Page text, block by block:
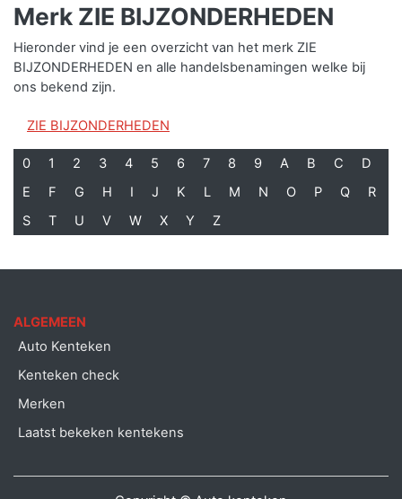
Merk ZIE BIJZONDERHEDEN
Hieronder vind je een overzicht van het merk ZIE
BIJZONDERHEDEN en alle handelsbenamingen welke bij
ons bekend zijn.
ZIE BIJZONDERHEDEN
0 1 2 3 4 5 6 7 8 9 A B C
D
E
F G H I J K L M N O P Q
R
S
T U V W X Y Z
ALGEMEEN
Auto Kenteken
Kenteken check
Merken
Laatst bekeken kentekens